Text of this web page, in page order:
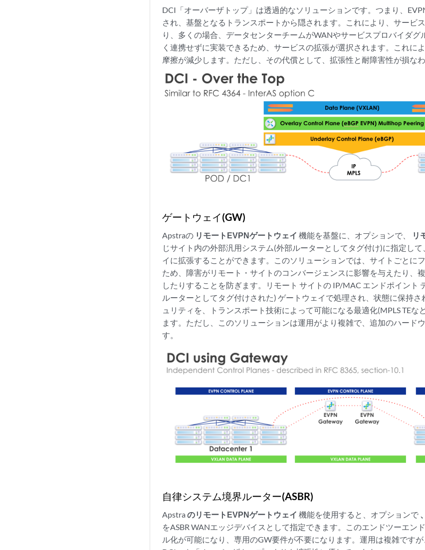
DCI「オーバーザトップ」は透過的なソリューションです。つまり、
され、基盤となるトランスポートから隠されます。これにより、サービ
り、多くの場合、データセンターチームがWANやサービスプロバイダグ
く連携せずに実装できるため、サービスの拡張が選択されます。これに
摩擦が減少します。ただし、その代償として、拡張性と耐障害性が損なわ
ゲートウェイ(GW)
Apstraの リモートEVPNゲートウェイ 機能を基盤に、オプションで、 リ
じサイト内の外部汎用システム(外部ルーターとしてタグ付け)に指定し
イに拡張することができます。このソリューションでは、サイトごとに
ため、障害がリモート・サイトのコンバージェンスに影響を与えたり、
したりすることを防ぎます。リモート サイトの IP/MAC エンドポイント
ルーターとしてタグ付けされた) ゲートウェイで処理され、状態に保持さ
ュリティを、トランスポート技術によって可能になる最適化(MPLS TEな
ます。ただし、このソリューションは運用がより複雑で、追加のハード
す。
自律システム境界ルーター(ASBR)
Apstra のリモートEVPNゲートウェイ 機能を使用すると、オプションで
をASBR WANエッジデバイスとして指定できます。このエンドツーエン
ル化が可能になり、専用のGW要件が不要になります。運用は複雑です